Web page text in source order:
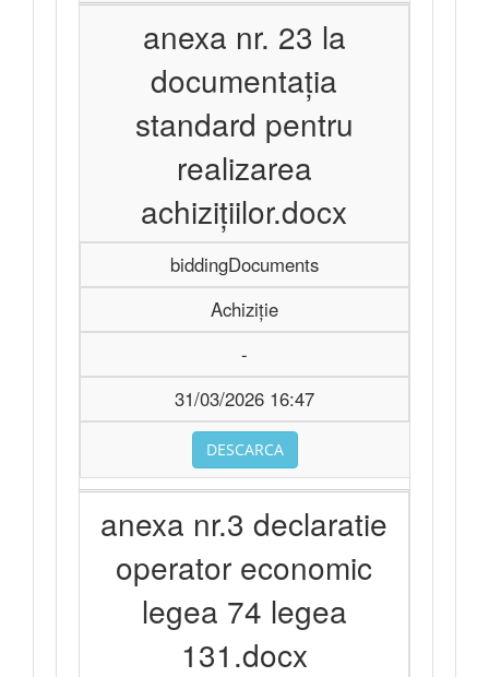
anexa nr. 23 la
documentația
standard pentru
realizarea
achizițiilor.docx
biddingDocuments
Achiziție
-
31/03/2026 16:47
DESCARCA
anexa nr.3 declaratie
operator economic
legea 74 legea
131.docx